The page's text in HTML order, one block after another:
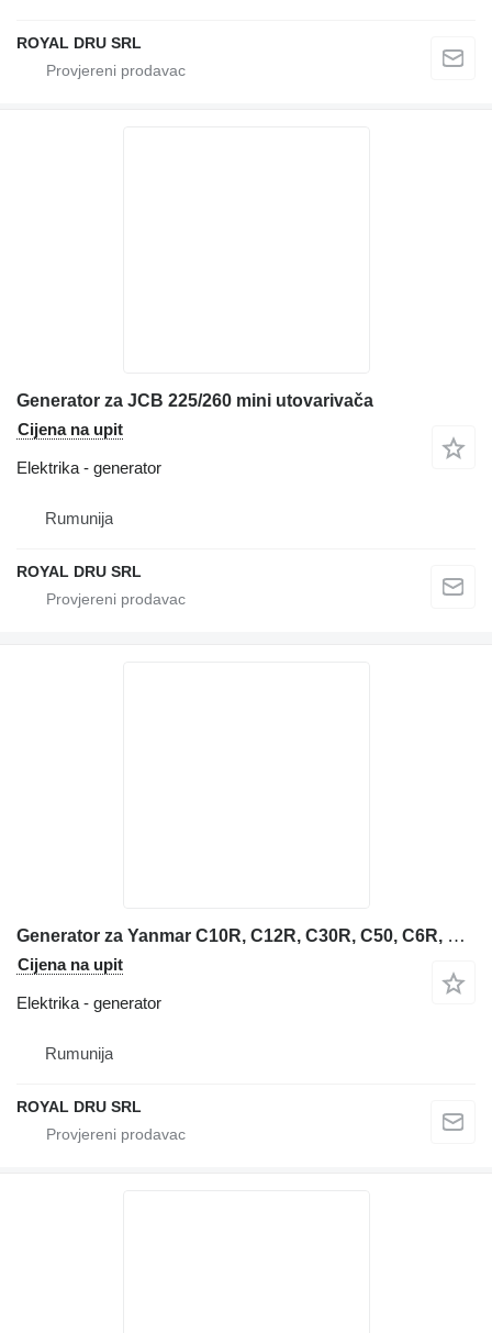
ROYAL DRU SRL
Generator za JCB 225/260 mini utovarivača
Cijena na upit
Elektrika - generator
Rumunija
ROYAL DRU SRL
Generator za Yanmar C10R, C12R, C30R, C50, C6R, C8R, CG3D mini utovarivača gusjeničara
Cijena na upit
Elektrika - generator
Rumunija
ROYAL DRU SRL